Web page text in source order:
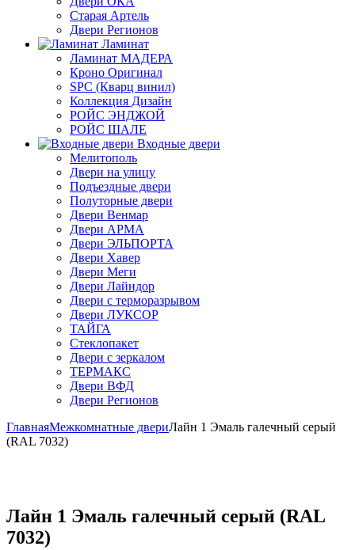
Старая Артель
Двери Регионов
Ламинат
Ламинат МАДЕРА
Кроно Оригинал
SPC (Кварц винил)
Коллекция Дизайн
РОЙС ЭНДЖОЙ
РОЙС ШАЛЕ
Входные двери
Мелитополь
Двери на улицу
Подъездные двери
Полуторные двери
Двери Венмар
Двери АРМА
Двери ЭЛЬПОРТА
Двери Хавер
Двери Меги
Двери Лайндор
Двери с терморазрывом
Двери ЛУКСОР
ТАЙГА
Стеклопакет
Двери с зеркалом
ТЕРМАКС
Двери ВФД
Двери Регионов
ГлавнаяМежкомнатные двериЛайн 1 Эмаль галечный серый
(RAL 7032)
Лайн 1 Эмаль галечный серый (RAL
7032)